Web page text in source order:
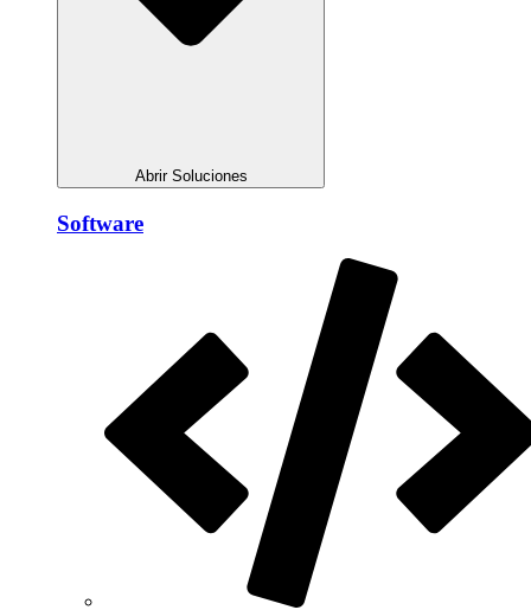
Abrir Soluciones
Software